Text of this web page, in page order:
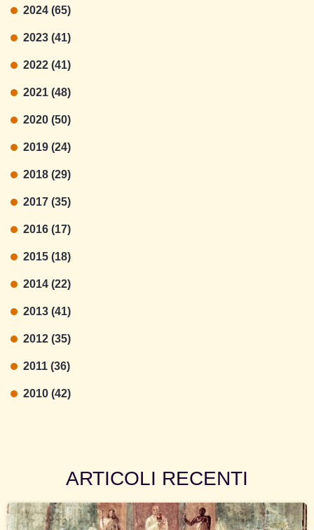
2024 (65)
2023 (41)
2022 (41)
2021 (48)
2020 (50)
2019 (24)
2018 (29)
2017 (35)
2016 (17)
2015 (18)
2014 (22)
2013 (41)
2012 (35)
2011 (36)
2010 (42)
ARTICOLI RECENTI